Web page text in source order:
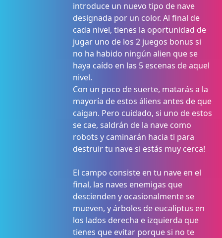
introduce un nuevo tipo de nave
designada por un color. Al final de
cada nivel, tienes la oportunidad de
jugar uno de los 2 juegos bonus si
no ha habido ningún alien que se
haya caído en las 5 escenas de aquel
nivel.
Con un poco de suerte, matarás a la
mayoría de estos áliens antes de que
caigan. Pero cuidado, si uno de estos
se cae, saldrán de la nave como
robots y caminarán hacia ti para
destruir tu nave si estás muy cerca!
El campo consiste en tu nave en el
final, las naves enemigas que
descienden y ocasionalmente se
mueven, y árboles de eucaliptus en
los lados derecha e izquierda que
tienes que evitar porque si no te